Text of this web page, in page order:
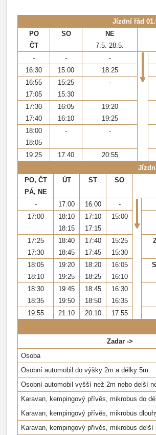
Jízdní řád
PO
ČT
SO
NE
7.5.-28.5.
-
- -
16:30
15:00 18:25
16:55
17:05
15:25
15:30
-
17:30
17:40
16:05
16:10
19:20
19:25
18:00
18:05
- -
19:25 17:40 20:55
PO, ČT
PÁ, NE
ÚT ST SO
-
17:00 16:00 -
17:00
18:10
18:15
17:10
17:15
15:00
17:25
17:30
18:40
18:45
17:40
17:45
15:25
15:30
18:05
18:10
19:20
19:25
18:20
18:25
16:05
16:10
18:30
18:35
19:45
19:50
18:45
18:50
16:30
16:35
19:55
21:10 20:10 17:55
Zadar ->
Osoba
Osobní automobil do výšky 2m a délky 5m
Osobní automobil vyšší než 2m nebo delší
Karavan, kempingový přívěs, mikrobus do
Karavan, kempingový přívěs, mikrobus
Karavan, kempingový přívěs, mikrobus delší